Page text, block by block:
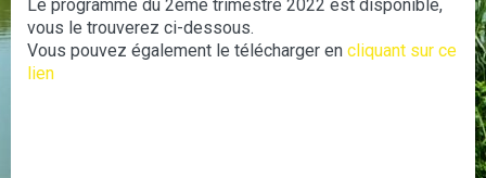
Le programme du 2ème trimestre 2022 est disponible,
vous le trouverez ci-dessous.
Vous pouvez également le télécharger en cliquant sur ce
lien